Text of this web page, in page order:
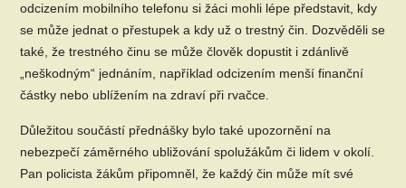
odcizením mobilního telefonu si žáci mohli lépe představit, kdy
se může jednat o přestupek a kdy už o trestný čin. Dozvěděli se
také, že trestného činu se může člověk dopustit i zdánlivě
„neškodným“ jednáním, například odcizením menší finanční
částky nebo ublížením na zdraví při rvačce.
Důležitou součástí přednášky bylo také upozornění na
nebezpečí záměrného ubližování spolužákům či lidem v okolí.
Pan policista žákům připomněl, že každý čin může mít své